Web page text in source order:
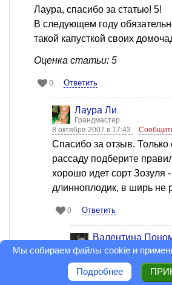
Лаура, спасибо за статью! 5!
В следующем году
такой капусткой своих
Оценка статьи: 5
0 Ответить
Лаура Ли
Грандмастер
8 октября 2007 в 17:43
Спасибо за отзыв. Только
рассаду подберите
хорошо идет сорт Зозуля
длинноплодик, в ширь не
0 Ответить
Валентина
Грандмастер
9 октября 2007 в 00:32
модератору
КудЫ он не
Мы собираем файлы cookie и
Подробнее